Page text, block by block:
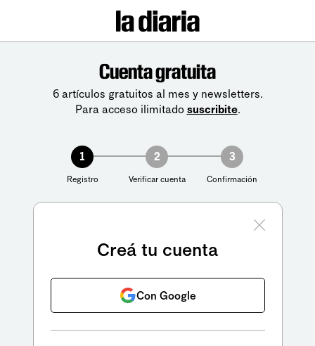
Cuenta gratuita
6 artículos gratuitos al mes y newsletters.
Para acceso ilimitado suscribite.
1
Registro
2
Verificar cuenta
3
Confirmación
Creá tu cuenta
Con Google